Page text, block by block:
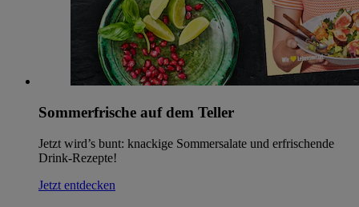
Sommerfrische auf dem Teller
Jetzt wird’s bunt: knackige Sommersalate und erfrischende
Drink-Rezepte!
Jetzt entdecken